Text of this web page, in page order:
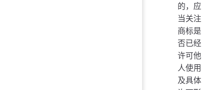
的，应
当关注
商标是
否已经
许可他
人使用
及具体